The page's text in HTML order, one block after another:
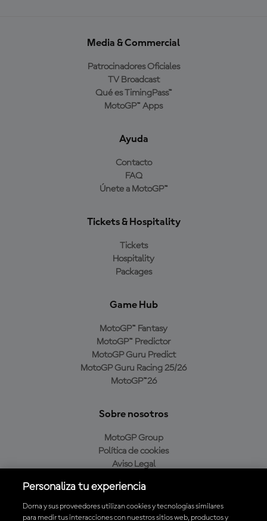
Media & Commercial
Patrocinadores Oficiales
TV Broadcast
Qué es TimingPass™
MotoGP™ Apps
Ayuda
Contacto
FAQ
Únete a MotoGP™
Tickets & Hospitality
Tickets
Hospitality
Packages
Game Hub
MotoGP™ Fantasy
MotoGP™ Predictor
MotoGP Guru Predict
MotoGP Guru Racing 25/26
MotoGP™26
Sobre nosotros
MotoGP Group
Política de cookies
Aviso Legal
Política de compra
Personaliza tu experiencia
Dorna y sus proveedores utilizan cookies y tecnologías similares
para medir tus interacciones con nuestros sitios web, productos y